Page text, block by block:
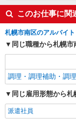
このお仕事に関
札幌市南区のアルバイ
同じ職種から札幌
調理・調理補助・調
同じ雇用形態から
派遣社員